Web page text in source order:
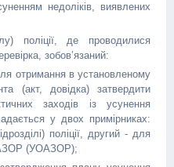
недоліків, виявлених
поліції, де проводилися
зобов’язаний:
отримання в установленому
(акт, довідка) затвердити
заходів із усунення
у двох примірниках:
поліції, другий - для
(УОАЗОР);